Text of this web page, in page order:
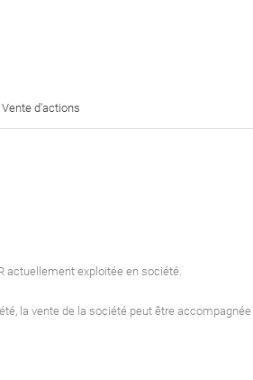
Vente d'actions
actuellement exploitée en société.
la vente de la société peut être